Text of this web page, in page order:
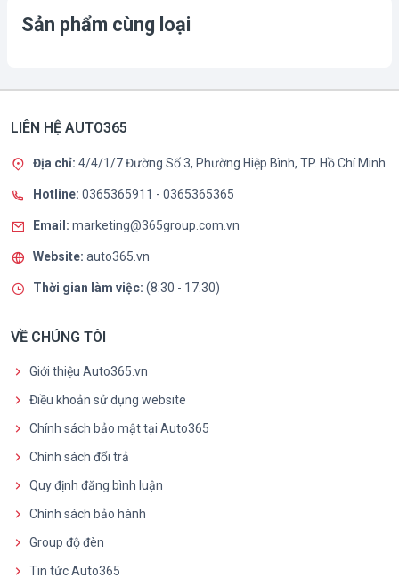
Sản phẩm cùng loại
LIÊN HỆ AUTO365
Địa chỉ: 4/4/1/7 Đường Số 3, Phường Hiệp Bình, TP. Hồ Chí Minh.
Hotline: 0365365911 - 0365365365
Email: marketing@365group.com.vn
Website: auto365.vn
Thời gian làm việc: (8:30 - 17:30)
VỀ CHÚNG TÔI
Giới thiệu Auto365.vn
Điều khoản sử dụng website
Chính sách bảo mật tại Auto365
Chính sách đổi trả
Quy định đăng bình luận
Chính sách bảo hành
Group độ đèn
Tin tức Auto365